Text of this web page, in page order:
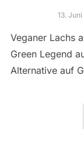
13.
Veganer Lachs
Green Legend
Alternative auf